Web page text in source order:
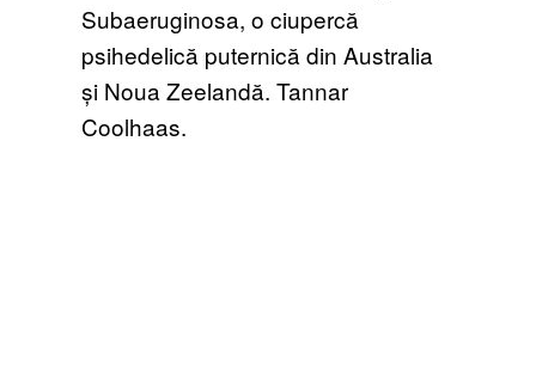
Subaeruginosa, o ciupercă
psihedelică puternică din Australia
și Noua Zeelandă. Tannar
Coolhaas.